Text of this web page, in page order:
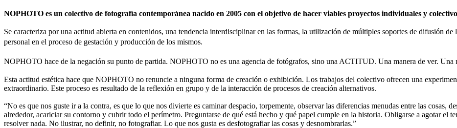
NOPHOTO es un colectivo de fotografía contemporánea nacido en 2005 con el objetivo de hacer viables proyectos individuales y
Se caracteriza por una actitud abierta en contenidos, una tendencia interdisciplinar en las formas, la utilización de múltiples soportes de difusión
personal en el proceso de gestación y producción de los mismos.
NOPHOTO hace de la negación su punto de partida. NOPHOTO no es una agencia de fotógrafos, sino una ACTITUD. Una manera de ver.
Esta actitud estética hace que NOPHOTO no renuncie a ninguna forma de creación o exhibición. Los trabajos del colectivo ofrecen una
extraordinario. Este proceso es resultado de la reflexión en grupo y de la interacción de procesos de creación alternativos.
“No es que nos guste ir a la contra, es que lo que nos divierte es caminar despacio, torpemente, observar las diferencias menudas entre las cosas,
alrededor, acariciar su contorno y cubrir todo el perímetro. Preguntarse de qué está hecho y qué papel cumple en la historia. Obligarse a agotar el
resolver nada. No ilustrar, no definir, no fotografiar. Lo que nos gusta es desfotografiar las cosas y desnombrarlas.”